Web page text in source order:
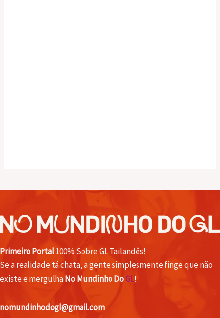
Primeiro Portal100% Sobre GL Tailandês!
Se a realidade tá chata, a gente simplesmente finge que não
existe e mergulhaNo Mundinho DoGL!
nomundinhodogl@gmail.com